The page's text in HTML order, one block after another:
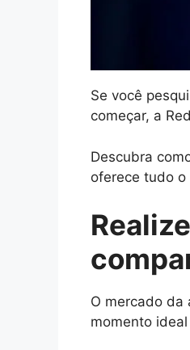
Se você
começar, a
Descubra
oferece tudo o
O mercado da
momento